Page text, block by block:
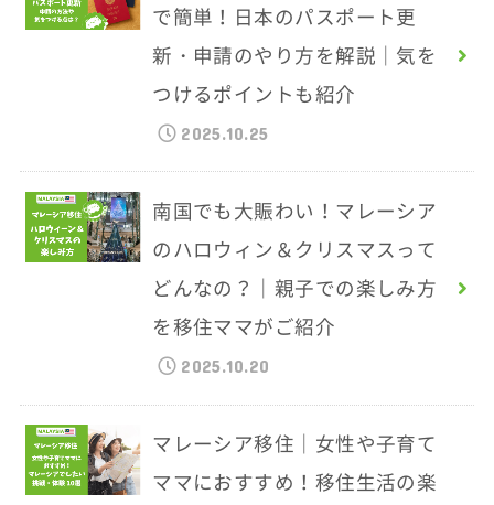
で簡単！日本のパスポート更
新・申請のやり方を解説｜気を
つけるポイントも紹介
2025.10.25
南国でも大賑わい！マレーシア
のハロウィン＆クリスマスって
どんなの？｜親子での楽しみ方
を移住ママがご紹介
2025.10.20
マレーシア移住｜女性や子育て
ママにおすすめ！移住生活の楽